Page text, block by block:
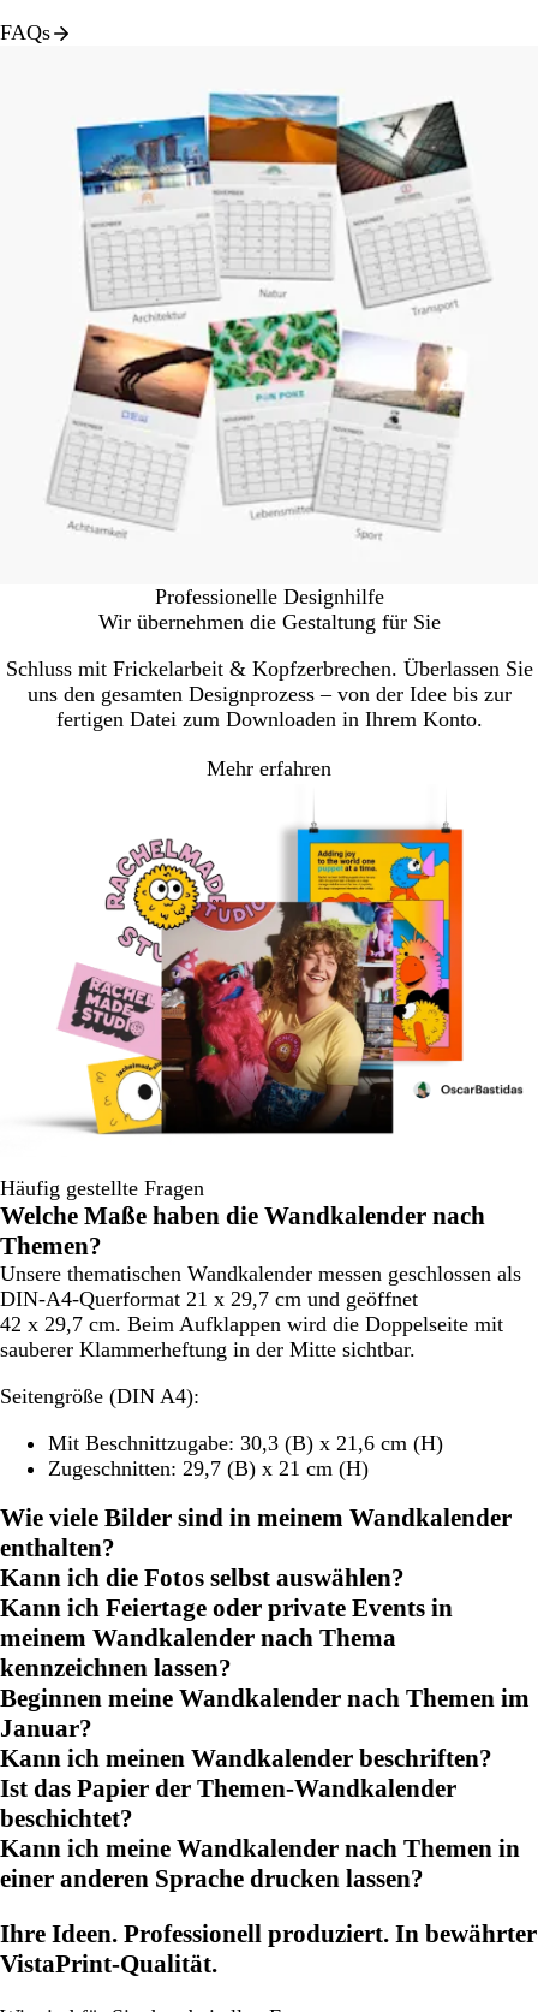
FAQs
Professionelle Designhilfe
Wir übernehmen die Gestaltung für Sie
Schluss mit Frickelarbeit & Kopfzerbrechen. Überlassen Sie
uns den gesamten Designprozess – von der Idee bis zur
fertigen Datei zum Downloaden in Ihrem Konto.
Mehr erfahren
Häufig gestellte Fragen
Welche Maße haben die Wandkalender nach
Themen?
Unsere thematischen Wandkalender messen geschlossen als
DIN-A4-Querformat 21 x 29,7 cm und geöffnet
42 x 29,7 cm. Beim Aufklappen wird die Doppelseite mit
sauberer Klammerheftung in der Mitte sichtbar.
Seitengröße (DIN A4):
Mit Beschnittzugabe: 30,3 (B) x 21,6 cm (H)
Zugeschnitten: 29,7 (B) x 21 cm (H)
Wie viele Bilder sind in meinem Wandkalender
enthalten?
Kann ich die Fotos selbst auswählen?
Kann ich Feiertage oder private Events in
meinem Wandkalender nach Thema
kennzeichnen lassen?
Beginnen meine Wandkalender nach Themen im
Januar?
Kann ich meinen Wandkalender beschriften?
Ist das Papier der Themen-Wandkalender
beschichtet?
Kann ich meine Wandkalender nach Themen in
einer anderen Sprache drucken lassen?
Ihre Ideen. Professionell produziert. In bewährter
VistaPrint-Qualität.